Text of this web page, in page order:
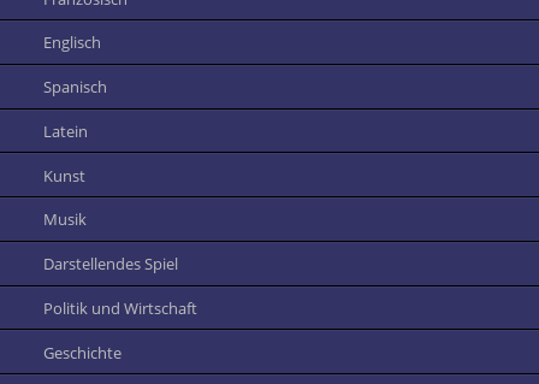
Englisch
Spanisch
Latein
Kunst
Musik
Darstellendes Spiel
Politik und Wirtschaft
Geschichte